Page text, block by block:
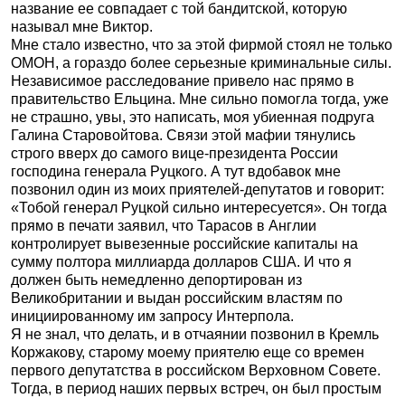
название ее совпадает с той бандитской, которую
называл мне Виктор.
Мне стало известно, что за этой фирмой стоял не только
ОМОН, а гораздо более серьезные криминальные силы.
Независимое расследование привело нас прямо в
правительство Ельцина. Мне сильно помогла тогда, уже
не страшно, увы, это написать, моя убиенная подруга
Галина Старовойтова. Связи этой мафии тянулись
строго вверх до самого вице-президента России
господина генерала Руцкого. А тут вдобавок мне
позвонил один из моих приятелей-депутатов и говорит:
«Тобой генерал Руцкой сильно интересуется». Он тогда
прямо в печати заявил, что Тарасов в Англии
контролирует вывезенные российские капиталы на
сумму полтора миллиарда долларов США. И что я
должен быть немедленно депортирован из
Великобритании и выдан российским властям по
инициированному им запросу Интерпола.
Я не знал, что делать, и в отчаянии позвонил в Кремль
Коржакову, старому моему приятелю еще со времен
первого депутатства в российском Верховном Совете.
Тогда, в период наших первых встреч, он был простым